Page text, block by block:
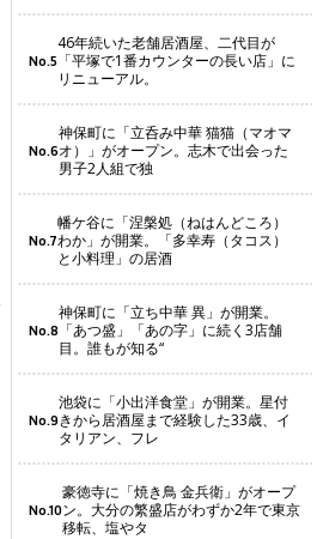
No.5
46年続いた老舗居酒屋、二代目が
「平塚で1番カウンターの長い店」に
リニューアル。
No.6
神保町に「立呑み中華 猫猫（マオマ
オ）」がオープン。志木で出会った
男子2人組で独
No.7
幡ケ谷に「涅槃処（ねはんどころ）
わか」が開業。「多幸寿（タコス）
と小料理」の居酒
No.8
神保町に「立ち中華 異」が開業。
「あつ盛」「あの字」に続く3店舗
目。誰もが知る“
No.9
池袋に「小出洋食堂」が開業。星付
きから居酒屋まで経験した33歳、イ
タリアン、フレ
No.10
豪徳寺に「焼き鳥 金兵衛」がオープ
ン。大分の繁盛店がわずか2年で東京
移転、塩やタ